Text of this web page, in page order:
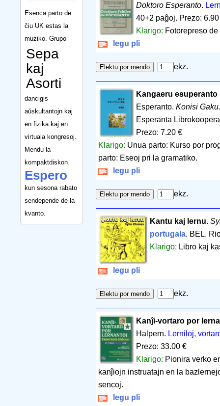
Esenca parto de
ĉiu UK estas la
muziko. Grupo
Sepa
kaj
Asorti
dancigis
aŭskultantojn kaj
en fizika kaj en
virtuala kongresoj.
Mendu la
kompaktdiskon
Espero
kun sesona rabato
sendepende de la
kvanto.
Doktoro Esperanto.
40+2 paĝoj. Prezo:
Klarigo: Fotorepreso
legu pli
ekz.
Kangaeru
Esperanto. Konisi Gaku
Esperanta
Prezo: 7.20 €
Klarigo: Unua parto: Kurso por
parto: Eseoj pri la gramatiko.
legu pli
ekz.
Kantu kaj lernu.
portugala. BEL.
Klarigo: Libro kaj
legu pli
ekz.
Kanĵi-vortaro por
Halpern. Lerniloj,
Prezo: 33.00 €
Klarigo: Pionira verko
kanĵiojn instruatajn en la
sencoj.
legu pli